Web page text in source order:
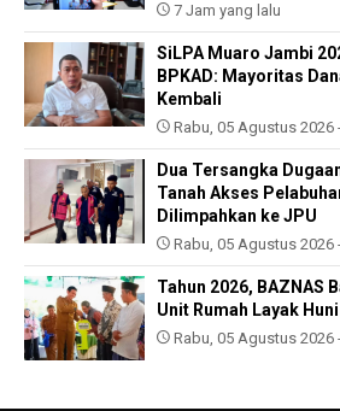
7 Jam yang lalu
SiLPA Muaro Jambi
BPKAD: Mayoritas
Kembali
Rabu, 05 Agustus 2026
Dua Tersangka
Tanah Akses
Dilimpahkan ke JPU
Rabu, 05 Agustus 2026
Tahun 2026, BAZNAS
Unit Rumah Layak Huni
Rabu, 05 Agustus 2026